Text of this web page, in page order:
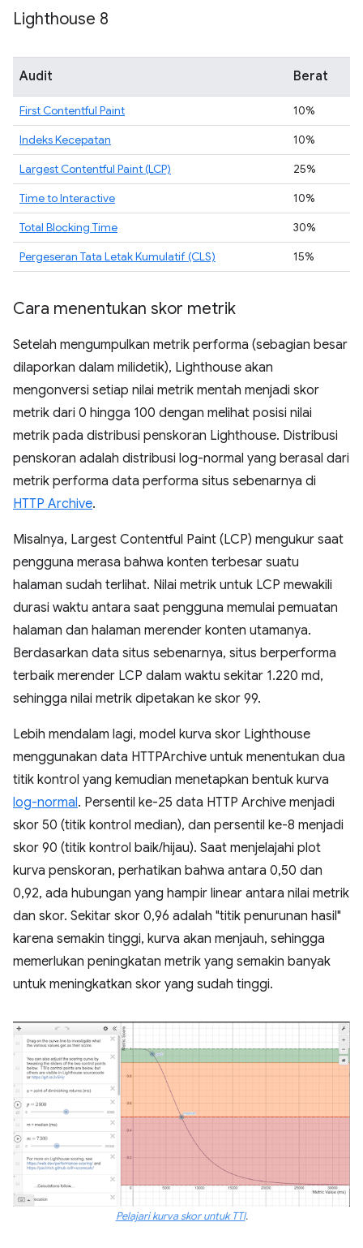
Lighthouse 8
Audit Berat
First Contentful Paint
10%
Indeks Kecepatan
10%
Largest Contentful Paint (LCP)
25%
Time to Interactive
10%
Total Blocking Time
30%
Pergeseran Tata Letak Kumulatif (CLS)
15%
Cara menentukan skor metrik
Setelah mengumpulkan metrik performa (sebagian besar
dilaporkan dalam milidetik), Lighthouse akan
mengonversi setiap nilai metrik mentah menjadi skor
metrik dari 0 hingga 100 dengan melihat posisi nilai
metrik pada distribusi penskoran Lighthouse. Distribusi
penskoran adalah distribusi log-normal yang berasal dari
metrik performa data performa situs sebenarnya di
HTTP Archive.
Misalnya, Largest Contentful Paint (LCP) mengukur saat
pengguna merasa bahwa konten terbesar suatu
halaman sudah terlihat. Nilai metrik untuk LCP mewakili
durasi waktu antara saat pengguna memulai pemuatan
halaman dan halaman merender konten utamanya.
Berdasarkan data situs sebenarnya, situs berperforma
terbaik merender LCP dalam waktu sekitar 1.220 md,
sehingga nilai metrik dipetakan ke skor 99.
Lebih mendalam lagi, model kurva skor Lighthouse
menggunakan data HTTPArchive untuk menentukan dua
titik kontrol yang kemudian menetapkan bentuk kurva
log-normal. Persentil ke-25 data HTTP Archive menjadi
skor 50 (titik kontrol median), dan persentil ke-8 menjadi
skor 90 (titik kontrol baik/hijau). Saat menjelajahi plot
kurva penskoran, perhatikan bahwa antara 0,50 dan
0,92, ada hubungan yang hampir linear antara nilai metrik
dan skor. Sekitar skor 0,96 adalah "titik penurunan hasil"
karena semakin tinggi, kurva akan menjauh, sehingga
memerlukan peningkatan metrik yang semakin banyak
untuk meningkatkan skor yang sudah tinggi.
Pelajari kurva skor untuk TTI.